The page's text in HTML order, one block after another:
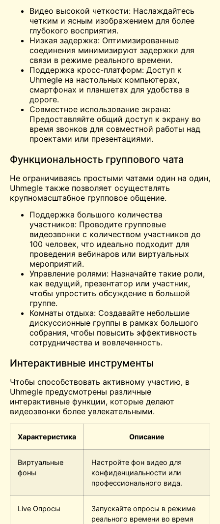
Видео высокой четкости: Наслаждайтесь
четким и ясным изображением для более
глубокого восприятия.
Низкая задержка: Оптимизированные
соединения минимизируют задержки для
связи в режиме реального времени.
Поддержка кросс-платформ: Доступ к
Uhmegle на настольных компьютерах,
смартфонах и планшетах для удобства в
дороге.
Совместное использование экрана:
Предоставляйте общий доступ к экрану во
время звонков для совместной работы над
проектами или презентациями.
Функциональность группового чата
Не ограничиваясь простыми чатами один на один,
Uhmegle также позволяет осуществлять
крупномасштабное групповое общение.
Поддержка большого количества
участников: Проводите групповые
видеозвонки с количеством участников до
100 человек, что идеально подходит для
проведения вебинаров или виртуальных
мероприятий.
Управление ролями: Назначайте такие роли,
как ведущий, презентатор или участник,
чтобы упростить обсуждение в большой
группе.
Комнаты отдыха: Создавайте небольшие
дискуссионные группы в рамках большого
собрания, чтобы повысить эффективность
сотрудничества и вовлеченность.
Интерактивные инструменты
Чтобы способствовать активному участию, в
Uhmegle предусмотрены различные
интерактивные функции, которые делают
видеозвонки более увлекательными.
Характеристика Описание
Виртуальные
фоны
Настройте фон видео для
конфиденциальности или
профессионального вида.
Live Опросы
Запускайте опросы в режиме
реального времени во время